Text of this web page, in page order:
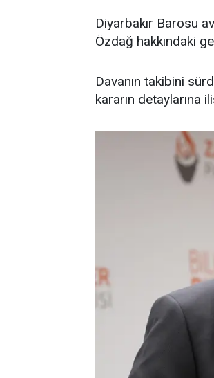
Diyarbakır Barosu
Özdağ hakkındaki
Davanın takibini
kararın detaylarına